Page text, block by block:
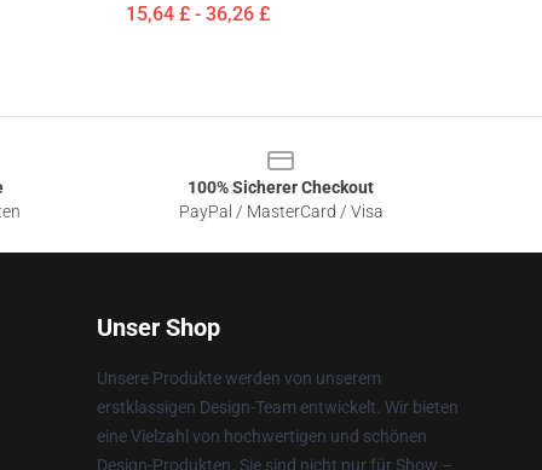
15,64 £ - 36,26 £
100% Sicherer Checkout
PayPal / MasterCard / Visa
Unser Shop
Unsere Produkte werden von unserem
erstklassigen Design-Team entwickelt. Wir bieten
eine Vielzahl von hochwertigen und schönen
Design-Produkten. Sie sind nicht nur für Show –